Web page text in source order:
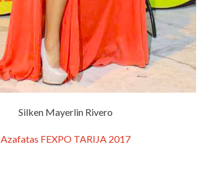
Silken Mayerlin Rivero
Azafatas FEXPO TARIJA 2017